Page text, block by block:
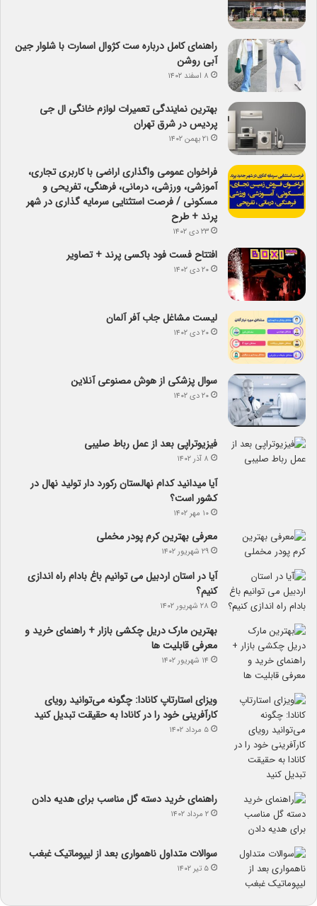
راهنمای کامل درباره ست کژوال اسمارت با شلوار جین
آبی روشن
۸ اسفند ۱۴۰۲
بهترین نمایندگی تعمیرات لوازم خانگی ال جی
پردیس در شرق تهران
۲۱ بهمن ۱۴۰۲
فراخوان عمومی واگذاری اراضی با کاربری تجاری،
آموزشی، ورزشی، درمانی، فرهنگی، تفریحی و
مسکونی / فرصت استثنایی سرمایه گذاری در شهر
پرند + طرح
۲۳ دی ۱۴۰۲
افتتاح فست فود باکسی پرند + تصاویر
۲۰ دی ۱۴۰۲
لیست مشاغل جاب آفر آلمان
۲۰ دی ۱۴۰۲
سوال پزشکی از هوش مصنوعی آنلاین
۲۰ دی ۱۴۰۲
فیزیوتراپی بعد از عمل رباط صلیبی
۸ آذر ۱۴۰۲
آیا می­دانید کدام نهالستان رکورد دار تولید نهال­ در
کشور است؟
۱۰ مهر ۱۴۰۲
معرفی بهترین کرم پودر مخملی
۲۹ شهریور ۱۴۰۲
آیا در استان اردبیل می توانیم باغ بادام راه اندازی
کنیم؟
۲۸ شهریور ۱۴۰۲
بهترین مارک دریل چکشی بازار + راهنمای خرید و
معرفی قابلیت ها
۱۴ شهریور ۱۴۰۲
ویزای استارتاپ کانادا: چگونه می‌توانید رویای
کارآفرینی خود را در کانادا به حقیقت تبدیل کنید
۵ مرداد ۱۴۰۲
راهنمای خرید دسته گل مناسب برای هدیه دادن
۲ مرداد ۱۴۰۲
سوالات متداول ناهمواری بعد از لیپوماتیک غبغب
۵ تیر ۱۴۰۲